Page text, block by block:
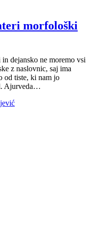
morfološki
dejansko ne moremo vsi
z naslovnic, saj ima
od tiste, ki nam jo
Ajurveda…